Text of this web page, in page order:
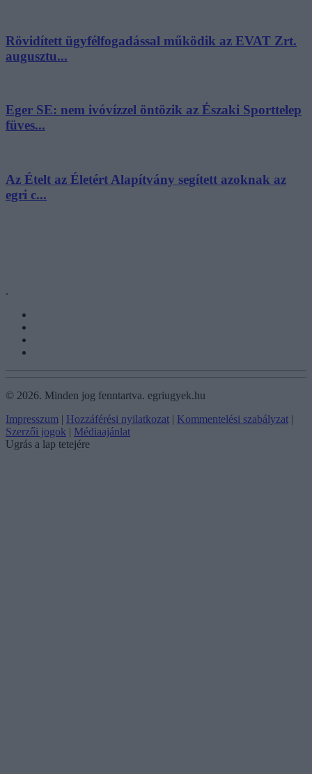
Rövidített ügyfélfogadással működik az EVAT Zrt.
augusztu...
Eger SE: nem ivóvízzel öntözik az Északi Sporttelep
füves...
Az Ételt az Életért Alapítvány segített azoknak az
egri c...
.
© 2026. Minden jog fenntartva. egriugyek.hu
Impresszum | Hozzáférési nyilatkozat | Kommentelési szabályzat |
Szerzői jogok | Médiaajánlat
Ugrás a lap tetejére